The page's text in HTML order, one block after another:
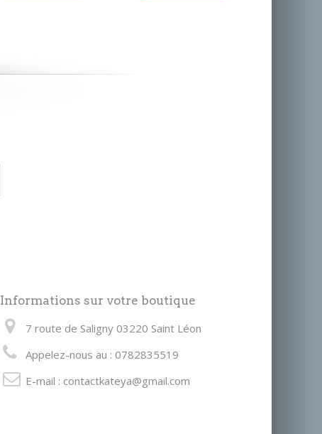
Informations sur votre boutique
7 route de Saligny 03220 Saint Léon
Appelez-nous au : 0782835519
E-mail : contactkateya@gmail.com